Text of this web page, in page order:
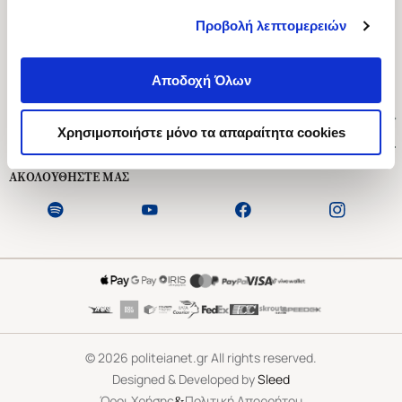
Προβολή λεπτομερειών
Αποδοχή Όλων
Χρησιμοποιήστε μόνο τα απαραίτητα cookies
Ασκληπιού 1-3, Αθήνα 106 79
Δευτέρα - Παρασκευή 09:00-21:00
Εξυπηρέτηση Πελατών
ΑΚΟΛΟΥΘΗΣΤΕ ΜΑΣ
©2026 politeianet.gr All rights reserved.
Designed & Developed bySleed